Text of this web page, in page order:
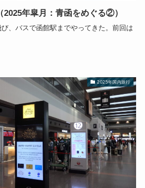
2025年皐月：青函をめぐる②）
、バスで函館駅までやってきた。前回は
2025年国内旅行